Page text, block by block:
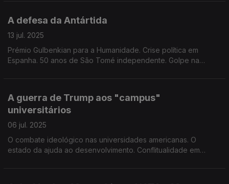
A defesa da Antártida
13 jul. 2025
Prémio Gulbenkian para a Humanidade. Crise política em
Espanha. 50 anos de São Tomé independente. Golpe na
A guerra de Trump aos "campus"
universitários
06 jul. 2025
O combate ideológico nas universidades americanas. O
estado da ajuda ao desenvolvimento. Conflitualidade em